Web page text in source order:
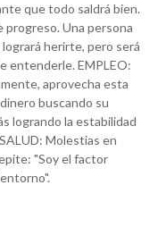
que todo saldrá bien.
progreso. Una persona
herirte, pero será
entenderle. EMPLEO:
aprovecha esta
buscando su
logrando la estabilidad
Molestias en
"Soy el factor